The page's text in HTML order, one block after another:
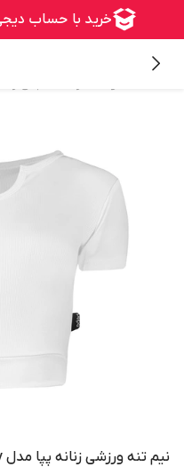
نیم تنه ورزشی زنانه پپا مدل sporty رنگ سفید